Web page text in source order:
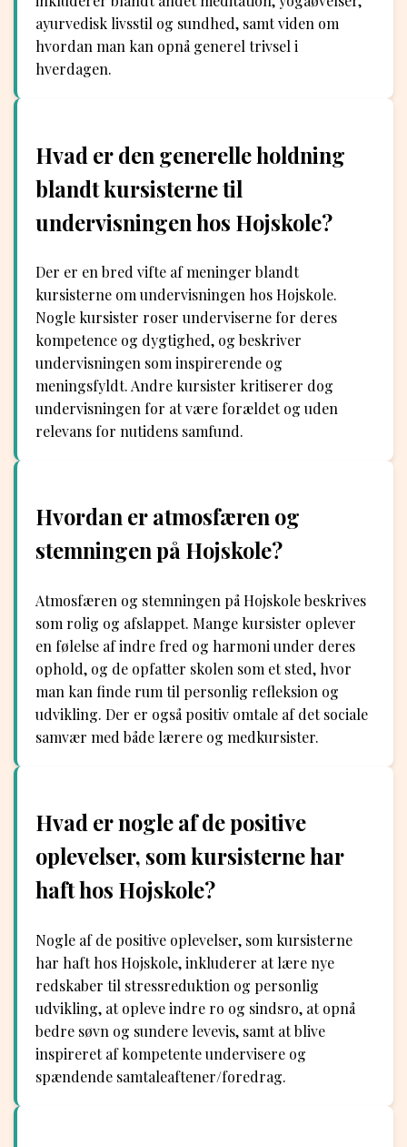
ayurvedisk livsstil og sundhed, samt viden om
hvordan man kan opnå generel trivsel i
hverdagen.
Hvad er den generelle holdning
blandt kursisterne til
undervisningen hos Hojskole?
Der er en bred vifte af meninger blandt
kursisterne om undervisningen hos Hojskole.
Nogle kursister roser underviserne for deres
kompetence og dygtighed, og beskriver
undervisningen som inspirerende og
meningsfyldt. Andre kursister kritiserer dog
undervisningen for at være forældet og uden
relevans for nutidens samfund.
Hvordan er atmosfæren og
stemningen på Hojskole?
Atmosfæren og stemningen på Hojskole beskrives
som rolig og afslappet. Mange kursister oplever
en følelse af indre fred og harmoni under deres
ophold, og de opfatter skolen som et sted, hvor
man kan finde rum til personlig refleksion og
udvikling. Der er også positiv omtale af det sociale
samvær med både lærere og medkursister.
Hvad er nogle af de positive
oplevelser, som kursisterne har
haft hos Hojskole?
Nogle af de positive oplevelser, som kursisterne
har haft hos Hojskole, inkluderer at lære nye
redskaber til stressreduktion og personlig
udvikling, at opleve indre ro og sindsro, at opnå
bedre søvn og sundere levevis, samt at blive
inspireret af kompetente undervisere og
spændende samtaleaftener/foredrag.